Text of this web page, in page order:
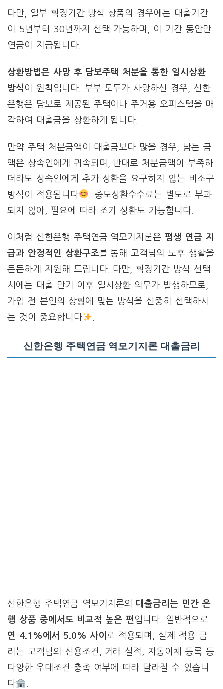
다만, 일부 확정기간 방식 상품의 경우에는 대출기간
이 5년부터 30년까지 선택 가능하며, 이 기간 동안만
연금이 지급됩니다.
상환방법은 사망 후 담보주택 처분을 통한 일시상환
방식이 원칙입니다. 부부 모두가 사망하신 경우, 신한
은행은 담보로 제공된 주택이나 주거용 오피스텔을 매
각하여 대출금을 상환하게 됩니다.
만약 주택 처분금액이 대출금보다 많을 경우, 남는 금
액은 상속인에게 귀속되며, 반대로 처분금액이 부족하
더라도 상속인에게 추가 상환을 요구하지 않는 비소구
방식이 적용됩니다
. 중도상환수수료는 별도로 부과
되지 않아, 필요에 따라 조기 상환도 가능합니다.
이처럼 신한은행 주택연금 역모기지론은 평생 연금 지
급과 안정적인 상환구조를 통해 고객님의 노후 생활을
든든하게 지원해 드립니다. 다만, 확정기간 방식 선택
시에는 대출 만기 이후 일시상환 의무가 발생하므로,
가입 전 본인의 상황에 맞는 방식을 신중히 선택하시
는 것이 중요합니다
신한은행 주택연금 역모기지론 대출금리
신한은행 주택연금 역모기지론의 대출금리는 민간 은
행 상품 중에서도 비교적 높은 편입니다. 일반적으로
연 4.1%에서 5.0% 사이로 적용되며, 실제 적용 금
리는 고객님의 신용조건, 거래 실적, 자동이체 등록 등
다양한 우대조건 충족 여부에 따라 달라질 수 있습니
다